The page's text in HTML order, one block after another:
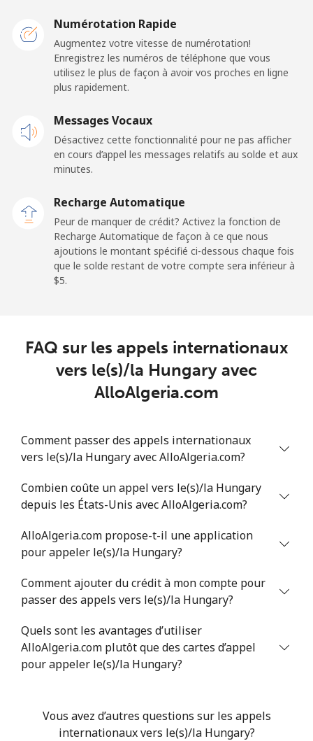
Numérotation Rapide
Augmentez votre vitesse de numérotation!
Enregistrez les numéros de téléphone que vous
utilisez le plus de façon à avoir vos proches en ligne
plus rapidement.
Messages Vocaux
Désactivez cette fonctionnalité pour ne pas afficher
en cours d’appel les messages relatifs au solde et aux
minutes.
Recharge Automatique
Peur de manquer de crédit? Activez la fonction de
Recharge Automatique de façon à ce que nous
ajoutions le montant spécifié ci-dessous chaque fois
que le solde restant de votre compte sera inférieur à
⁦$5⁩.
FAQ sur les appels internationaux
vers le(s)/la Hungary avec
AlloAlgeria.com
Comment passer des appels internationaux
vers le(s)/la Hungary avec AlloAlgeria.com?
Combien coûte un appel vers le(s)/la Hungary
depuis les États-Unis avec AlloAlgeria.com?
AlloAlgeria.com propose-t-il une application
pour appeler le(s)/la Hungary?
Comment ajouter du crédit à mon compte pour
passer des appels vers le(s)/la Hungary?
Quels sont les avantages d’utiliser
AlloAlgeria.com plutôt que des cartes d’appel
pour appeler le(s)/la Hungary?
Vous avez d’autres questions sur les appels
internationaux vers le(s)/la Hungary?